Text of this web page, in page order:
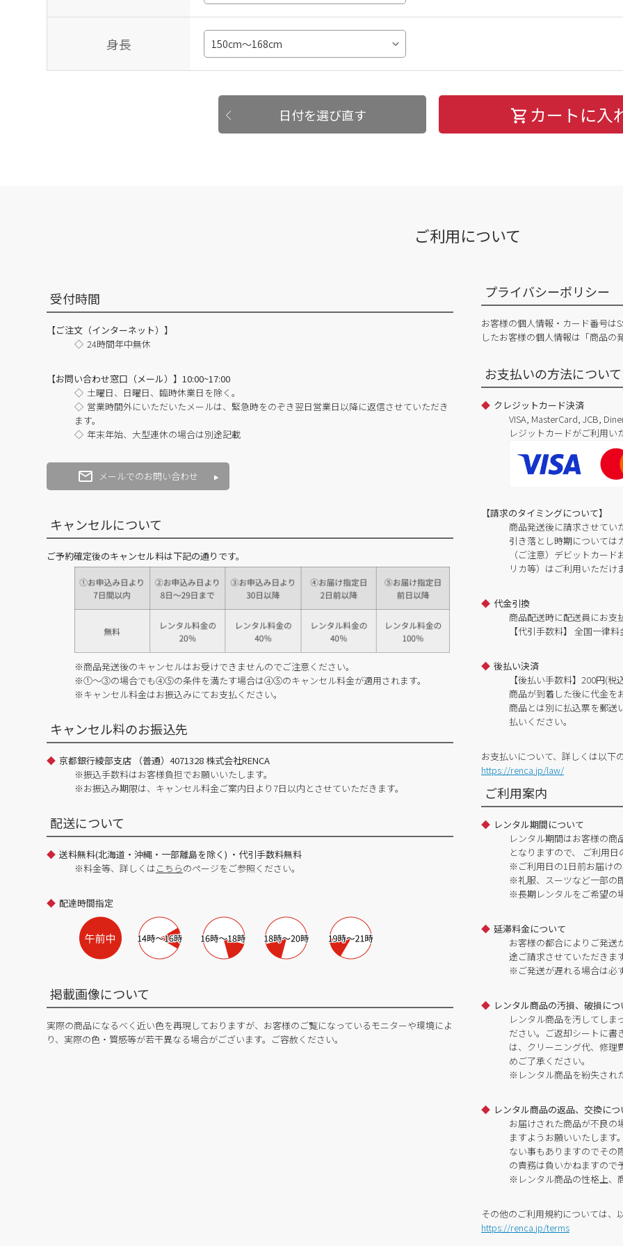
身長
日付を選び直す カートに入
ご利用について
受付時間
【ご注文（インターネット）】
24時間年中無休
【お問い合わせ窓口（メール）】10:00~17:00
土曜日、日曜日、臨時休業日を除く。
営業時間外にいただいたメールは、緊急時をのぞき翌日営業日以降に返信させていただき
ます。
年末年始、大型連休の場合は別途記載
メールでのお問い合わせ
キャンセルについて
ご予約確定後のキャンセル料は下記の通りです。
※商品発送後のキャンセルはお受けできませんのでご注意ください。
※①～③の場合でも④⑤の条件を満たす場合は④⑤のキャンセル料金が適用されます。
※キャンセル料金はお振込みにてお支払ください。
キャンセル料のお振込先
京都銀行綾部支店 （普通）4071328 株式会社RENCA
※振込手数料はお客様負担でお願いいたします。
※お振込み期限は、キャンセル料金ご案内日より7日以内とさせていただきます。
配送について
送料無料(北海道・沖縄・一部離島を除く) ・代引手数料無料
※料金等、詳しくはこちらのページをご参照ください。
配達時間指定
掲載画像について
実際の商品になるべく近い色を再現しておりますが、お客様のご覧になっているモニターや環境によ
り、実際の色・質感等が若干異なる場合がございます。ご容赦ください。
プライバシーポリシー
お客様の個人情報・カード番号は
したお客様の個人情報は「商品
お支払いの方法について
クレジットカード決済
VISA, MasterCard, JCB,
レジットカードがご利用い
【請求のタイミングについて】
商品発送後に請求させてい
引き落とし時期については
（ご注意）デビットカー
リカ等）はご利用いただけ
代金引換
商品配送時に配送員にお支
【代引手数料】 全国一律
後払い決済
【後払い手数料】200円(税
商品が到着した後に代金を
商品とは別に払込票を郵送
払いください。
お支払いについて、詳しくは以下
https://renca.jp/law/
ご利用案内
レンタル期間について
レンタル期間はお客様の
となりますので、 ご利用
※ご利用日の1日前お届け
※礼服、スーツなど一部の
※長期レンタルをご希望の
延滞料金について
お客様の都合によりご発送
途ご請求させていただきま
※ご発送が遅れる場合は必
レンタル商品の汚損、破損につ
レンタル商品を汚してし
ださい。ご返却シートに書
は、クリーニング代、修理
めご了承ください。
※レンタル商品を紛失され
レンタル商品の返品、交換につ
お届けされた商品が不良の
ますようお願いいたします
ない事もありますのでその
の責務は負いかねますので
※レンタル商品の性格上、
その他のご利用規約については、
https://renca.jp/terms